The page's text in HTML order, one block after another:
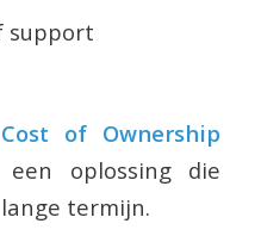
support
of Ownership
oplossing die
termijn.